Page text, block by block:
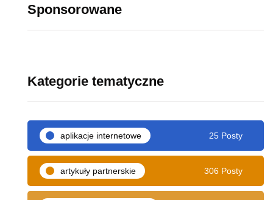
Sponsorowane
Kategorie tematyczne
aplikacje internetowe 25 Posty
artykuły partnerskie 306 Posty